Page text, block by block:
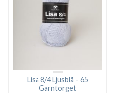
Lisa 8/4 Ljusblå – 65
Garntorget